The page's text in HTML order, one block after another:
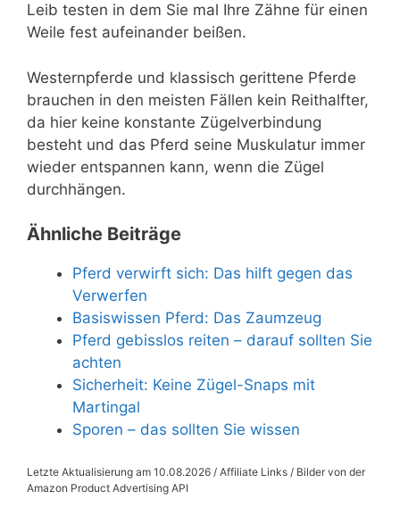
Leib testen in dem Sie mal Ihre Zähne für einen
Weile fest aufeinander beißen.
Westernpferde und klassisch gerittene Pferde
brauchen in den meisten Fällen kein Reithalfter,
da hier keine konstante Zügelverbindung
besteht und das Pferd seine Muskulatur immer
wieder entspannen kann, wenn die Zügel
durchhängen.
Ähnliche Beiträge
Pferd verwirft sich: Das hilft gegen das
Verwerfen
Basiswissen Pferd: Das Zaumzeug
Pferd gebisslos reiten – darauf sollten Sie
achten
Sicherheit: Keine Zügel-Snaps mit
Martingal
Sporen – das sollten Sie wissen
Letzte Aktualisierung am 10.08.2026 / Affiliate Links / Bilder von der
Amazon Product Advertising API